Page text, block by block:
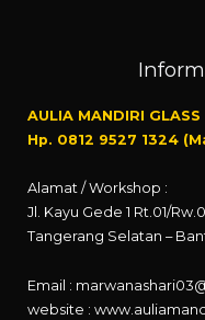
AULIA MANDIRI GLASS
Hp. 0812 9527 1324
Alamat / Workshop :
Jl. Kayu Gede 1 Rt.01/
Tangerang Selatan –
Email :
website :